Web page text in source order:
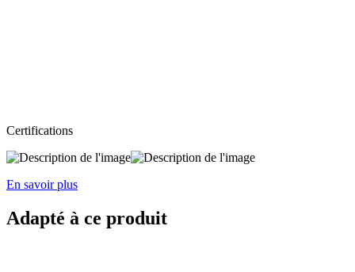
Certifications
En savoir plus
Adapté à ce produit